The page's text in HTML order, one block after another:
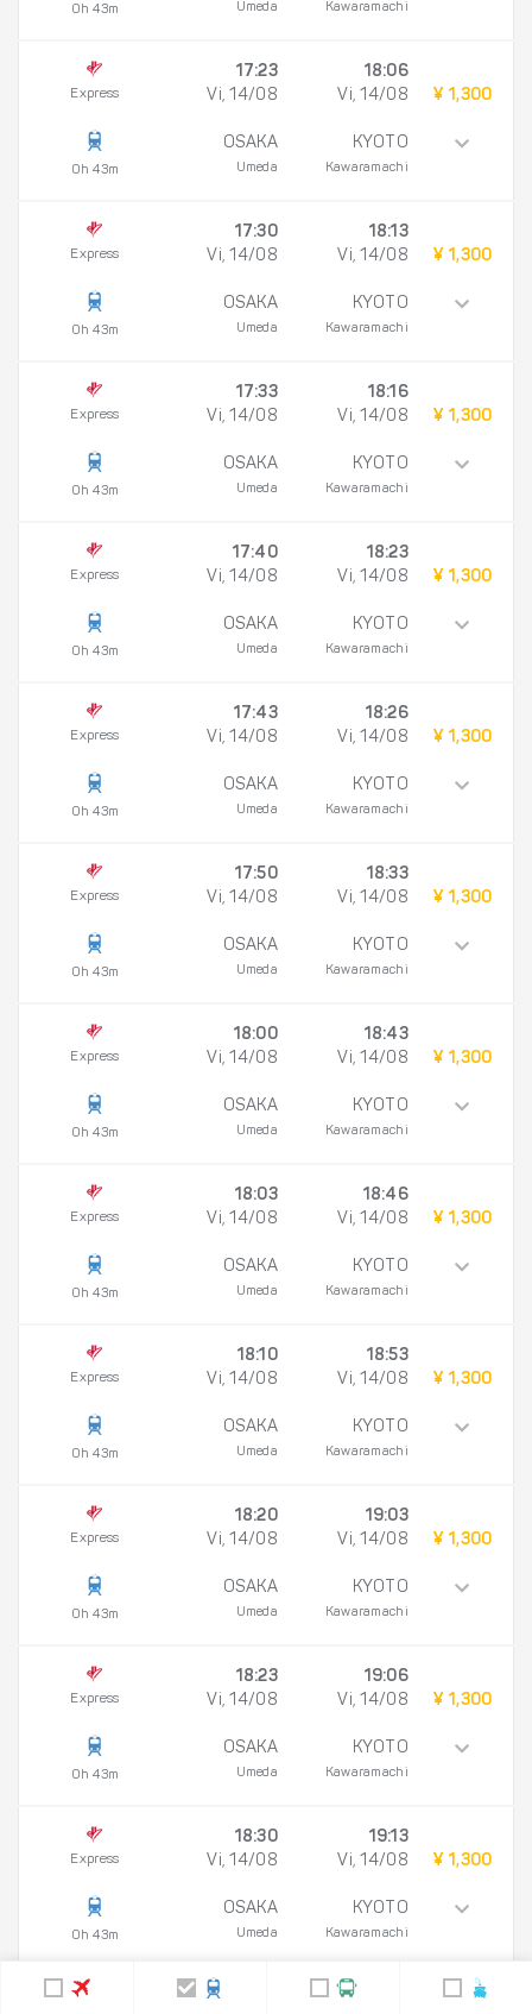
0h 43m Umeda Kawaramachi
Express
0h 43m
17:23
Vi, 14/08
OSAKA
Umeda
18:06
Vi, 14/08
KYOTO
Kawaramachi
¥ 1,300
Express
0h 43m
17:30
Vi, 14/08
OSAKA
Umeda
18:13
Vi, 14/08
KYOTO
Kawaramachi
¥ 1,300
Express
0h 43m
17:33
Vi, 14/08
OSAKA
Umeda
18:16
Vi, 14/08
KYOTO
Kawaramachi
¥ 1,300
Express
0h 43m
17:40
Vi, 14/08
OSAKA
Umeda
18:23
Vi, 14/08
KYOTO
Kawaramachi
¥ 1,300
Express
0h 43m
17:43
Vi, 14/08
OSAKA
Umeda
18:26
Vi, 14/08
KYOTO
Kawaramachi
¥ 1,300
Express
0h 43m
17:50
Vi, 14/08
OSAKA
Umeda
18:33
Vi, 14/08
KYOTO
Kawaramachi
¥ 1,300
Express
0h 43m
18:00
Vi, 14/08
OSAKA
Umeda
18:43
Vi, 14/08
KYOTO
Kawaramachi
¥ 1,300
Express
0h 43m
18:03
Vi, 14/08
OSAKA
Umeda
18:46
Vi, 14/08
KYOTO
Kawaramachi
¥ 1,300
Express
0h 43m
18:10
Vi, 14/08
OSAKA
Umeda
18:53
Vi, 14/08
KYOTO
Kawaramachi
¥ 1,300
Express
0h 43m
18:20
Vi, 14/08
OSAKA
Umeda
19:03
Vi, 14/08
KYOTO
Kawaramachi
¥ 1,300
Express
0h 43m
18:23
Vi, 14/08
OSAKA
Umeda
19:06
Vi, 14/08
KYOTO
Kawaramachi
¥ 1,300
Express
0h 43m
18:30
Vi, 14/08
OSAKA
Umeda
19:13
Vi, 14/08
KYOTO
Kawaramachi
¥ 1,300